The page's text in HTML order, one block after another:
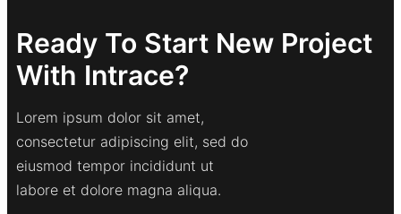
Ready To Start New Project
With Intrace?
Lorem ipsum dolor sit amet,
consectetur adipiscing elit, sed do
eiusmod tempor incididunt ut
labore et dolore magna aliqua.